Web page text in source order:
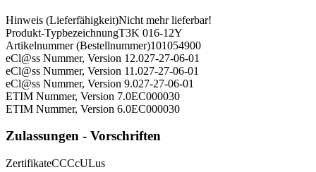
Hinweis (Lieferfähigkeit)Nicht mehr lieferbar!
Produkt-TypbezeichnungT3K 016-12Y
Artikelnummer (Bestellnummer)101054900
eCl@ss Nummer, Version 12.027-27-06-01
eCl@ss Nummer, Version 11.027-27-06-01
eCl@ss Nummer, Version 9.027-27-06-01
ETIM Nummer, Version 7.0EC000030
ETIM Nummer, Version 6.0EC000030
Zulassungen - Vorschriften
ZertifikateCCCcULus